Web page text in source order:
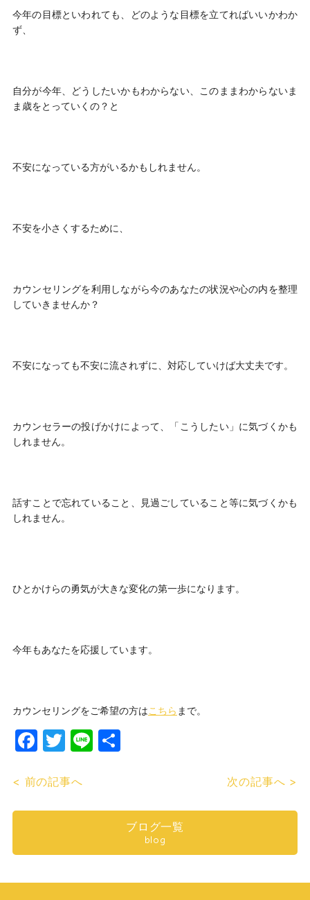
今年の目標といわれても、どのような目標を立てればいいかわか
ず、
自分が今年、どうしたいかもわからない、このままわからないま
ま歳をとっていくの？と
不安になっている方がいるかもしれません。
不安を小さくするために、
カウンセリングを利用しながら今のあなたの状況や心の内を整理
していきませんか？
不安になっても不安に流されずに、対応していけば大丈夫です。
カウンセラーの投げかけによって、「こうしたい」に気づくかも
しれません。
話すことで忘れていること、見過ごしていること等に気づくかも
しれません。
ひとかけらの勇気が大きな変化の第一歩になります。
今年もあなたを応援しています。
カウンセリングをご希望の方はこちら まで。
Facebook
Twitter
Line共
< 前の記事へ 次の記事へ >
ブログ一覧
blog